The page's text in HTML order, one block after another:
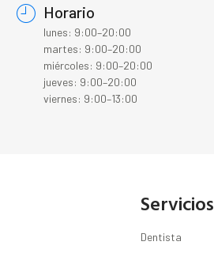
Horario
lunes: 9:00–20:00
martes: 9:00–20:00
miércoles: 9:00–20:00
jueves: 9:00–20:00
viernes: 9:00–13:00
Servicios
Dentista